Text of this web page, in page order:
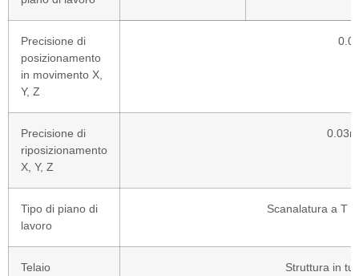
Precisione di
posizionamento
in movimento X,
Y, Z
Precisione di
riposizionamento
X, Y, Z
Tipo di piano di
lavoro
Scanalatura a T
Telaio Struttura in